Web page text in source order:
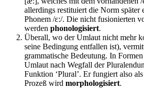
allerdings restituiert die Norm später
Phonem /ɛ:/. Die nicht fusionierten
werden phonologisiert.
Überall, wo der Umlaut nicht mehr
seine Bedingung entfallen ist),
grammatische Bedeutung. In
Umlaut nach Wegfall der
Funktion ‘Plural’. Er fungiert also
Prozeß wird morphologisiert.